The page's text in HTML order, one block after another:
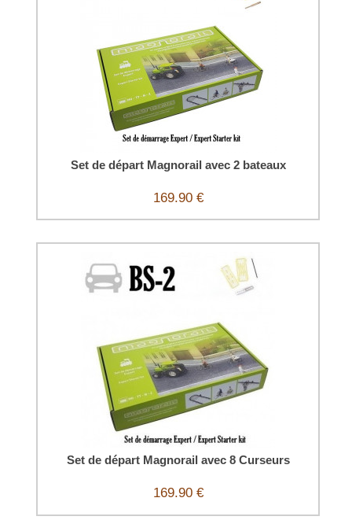
Set de départ Magnorail avec 2 bateaux
169.90 €
Set de départ Magnorail avec 8 Curseurs
169.90 €